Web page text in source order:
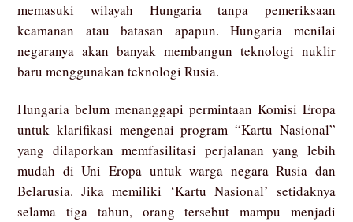
memasuki wilayah Hungaria tanpa pemeriksaan
keamanan atau batasan apapun. Hungaria menilai
negaranya akan banyak membangun teknologi nuklir
baru menggunakan teknologi Rusia.
Hungaria belum menanggapi permintaan Komisi Eropa
untuk klarifikasi mengenai program “Kartu Nasional”
yang dilaporkan memfasilitasi perjalanan yang lebih
mudah di Uni Eropa untuk warga negara Rusia dan
Belarusia. Jika memiliki ‘Kartu Nasional’ setidaknya
selama tiga tahun, orang tersebut mampu menjadi